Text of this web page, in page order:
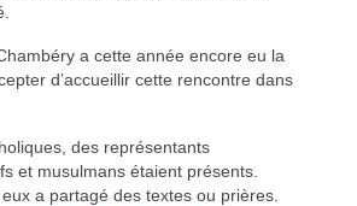
a cette année encore eu la
d’accueillir cette rencontre dans
des représentants
et musulmans étaient présents.
a partagé des textes ou prières.